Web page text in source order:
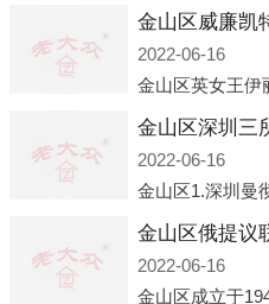
金山区威廉凯
2022-06-16
2022-06-16
2022-06-16